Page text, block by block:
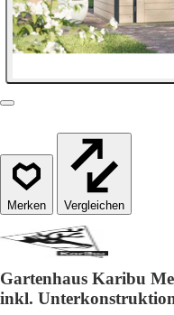
Vergleichen
Gartenhaus Karibu
inkl.